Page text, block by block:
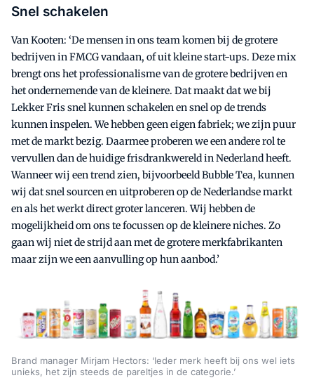
Snel schakelen
Van Kooten: ‘De mensen in ons team komen bij de grotere
bedrijven in FMCG vandaan, of uit kleine start-ups. Deze mix
brengt ons het professionalisme van de grotere bedrijven en
het ondernemende van de kleinere. Dat maakt dat we bij
Lekker Fris snel kunnen schakelen en snel op de trends
kunnen inspelen. We hebben geen eigen fabriek; we zijn puur
met de markt bezig. Daarmee proberen we een andere rol te
vervullen dan de huidige frisdrankwereld in Nederland heeft.
Wanneer wij een trend zien, bijvoorbeeld Bubble Tea, kunnen
wij dat snel sourcen en uitproberen op de Nederlandse markt
en als het werkt direct groter lanceren. Wij hebben de
mogelijkheid om ons te focussen op de kleinere niches. Zo
gaan wij niet de strijd aan met de grotere merkfabrikanten
maar zijn we een aanvulling op hun aanbod.’
Brand manager Mirjam Hectors: ‘Ieder merk heeft bij ons wel iets
unieks, het zijn steeds de pareltjes in de categorie.’